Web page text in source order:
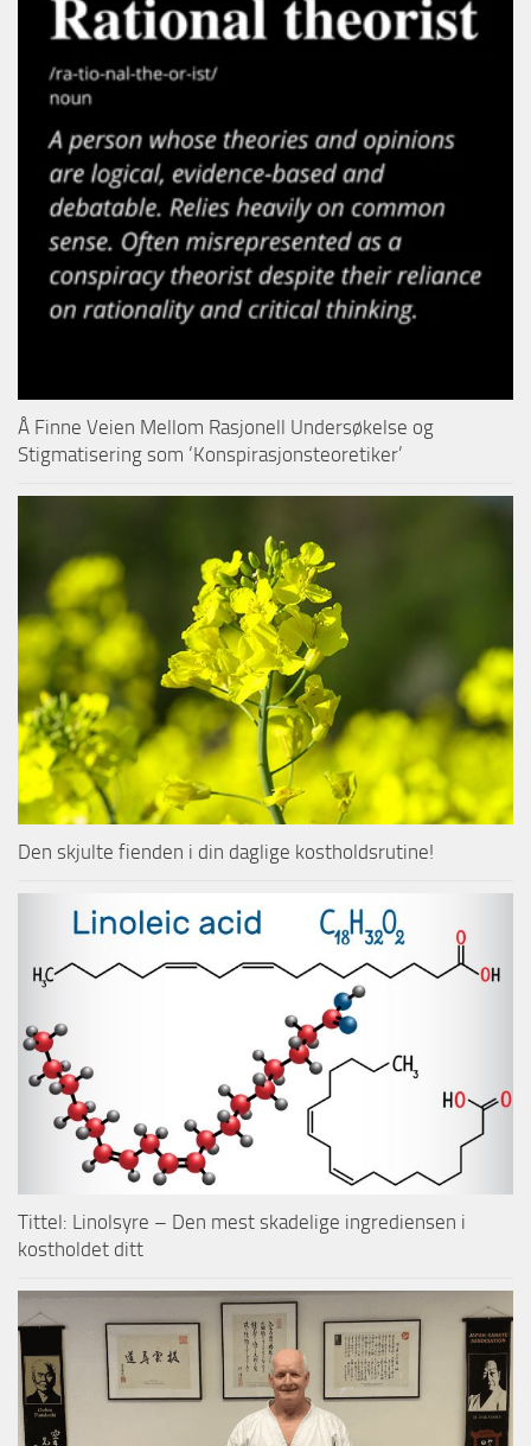
Å Finne Veien Mellom Rasjonell Undersøkelse og
Stigmatisering som ‘Konspirasjonsteoretiker’
Den skjulte fienden i din daglige kostholdsrutine!
Tittel: Linolsyre – Den mest skadelige ingrediensen i
kostholdet ditt